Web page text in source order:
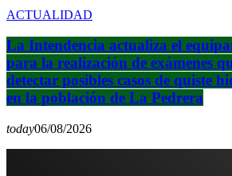
ACTUALIDAD
La Intendencia actualiza el
para la realización de exámenes
detectar posibles casos de quiste
en la población de La Pedrera
today06/08/2026